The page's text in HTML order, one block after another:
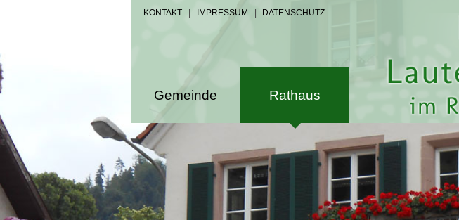
KONTAKT IMPRESSUM DATENSCHUTZ
Gemeinde Rathaus